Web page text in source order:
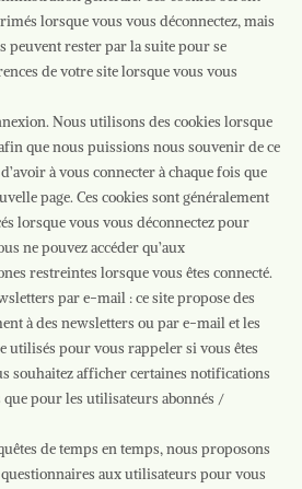
lorsque vous vous déconnectez, mais
peuvent rester par la suite pour se
de votre site lorsque vous vous
Nous utilisons des cookies lorsque
que nous puissions nous souvenir de ce
à vous connecter à chaque fois que
page. Ces cookies sont généralement
lorsque vous vous déconnectez pour
ne pouvez accéder qu’aux
restreintes lorsque vous êtes connecté.
par e-mail : ce site propose des
à des newsletters ou par e-mail et les
utilisés pour vous rappeler si vous êtes
souhaitez afficher certaines notifications
que pour les utilisateurs abonnés /
de temps en temps, nous proposons
questionnaires aux utilisateurs pour vous